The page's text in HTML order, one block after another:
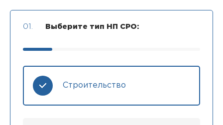
01. Выберите тип НП СРО:
Строительство